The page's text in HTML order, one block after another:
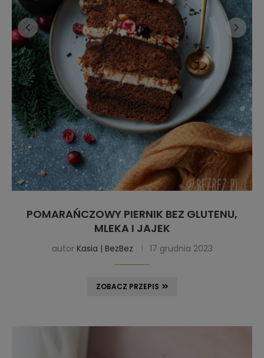
POMARAŃCZOWY PIERNIK BEZ GLUTENU,
MLEKA I JAJEK
autor Kasia | BezBez 17 grudnia 2023
ZOBACZ PRZEPIS